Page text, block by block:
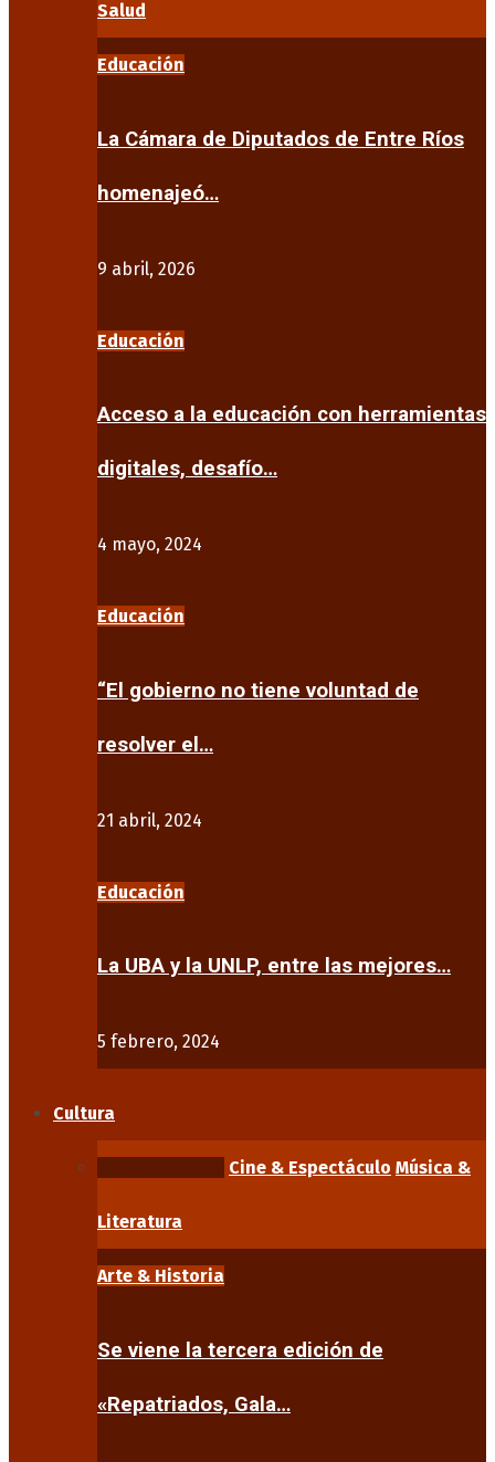
Salud
Educación
La Cámara de Diputados de Entre Ríos
homenajeó…
9 abril, 2026
Educación
Acceso a la educación con herramientas
digitales, desafío…
4 mayo, 2024
Educación
“El gobierno no tiene voluntad de
resolver el…
21 abril, 2024
Educación
La UBA y la UNLP, entre las mejores…
5 febrero, 2024
Cultura
Cine & Espectáculo Música &
Literatura
Arte & Historia
Se viene la tercera edición de
«Repatriados, Gala…